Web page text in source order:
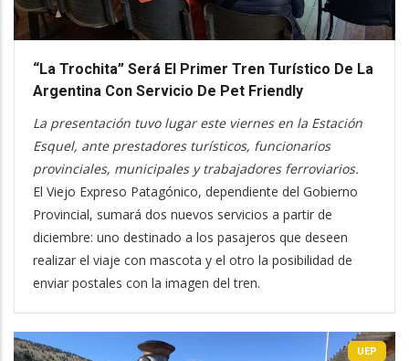
“La Trochita” Será El Primer Tren Turístico De La
Argentina Con Servicio De Pet Friendly
La presentación tuvo lugar este viernes en la Estación
Esquel, ante prestadores turísticos, funcionarios
provinciales, municipales y trabajadores ferroviarios.
El Viejo Expreso Patagónico, dependiente del Gobierno
Provincial, sumará dos nuevos servicios a partir de
diciembre: uno destinado a los pasajeros que deseen
realizar el viaje con mascota y el otro la posibilidad de
enviar postales con la imagen del tren.
UEP